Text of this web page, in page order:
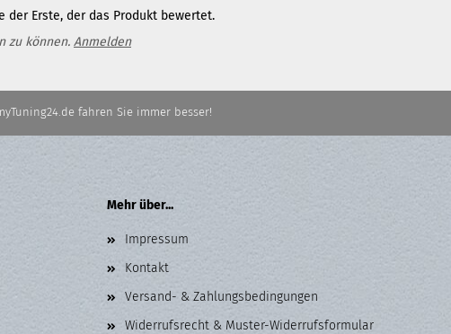
der Erste, der das Produkt bewertet.
zu können. Anmelden
fahren Sie immer besser!
Mehr über...
Impressum
Kontakt
Versand- & Zahlungsbedingungen
Widerrufsrecht & Muster-Widerrufsformular